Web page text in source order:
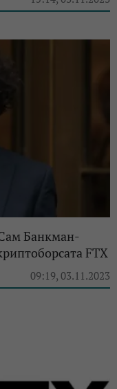
Банкман-
FTX
09:19, 03.11.2023